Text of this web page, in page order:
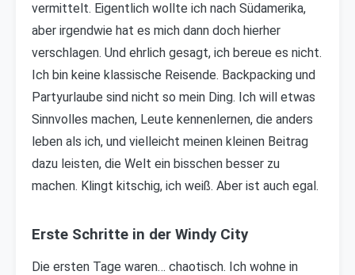
vermittelt. Eigentlich wollte ich nach Südamerika,
aber irgendwie hat es mich dann doch hierher
verschlagen. Und ehrlich gesagt, ich bereue es nicht.
Ich bin keine klassische Reisende. Backpacking und
Partyurlaube sind nicht so mein Ding. Ich will etwas
Sinnvolles machen, Leute kennenlernen, die anders
leben als ich, und vielleicht meinen kleinen Beitrag
dazu leisten, die Welt ein bisschen besser zu
machen. Klingt kitschig, ich weiß. Aber ist auch egal.
Erste Schritte in der Windy City
Die ersten Tage waren… chaotisch. Ich wohne in